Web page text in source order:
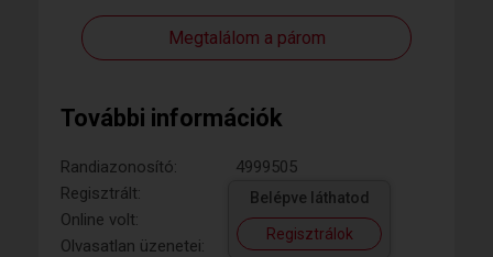
Megtalálom a párom
További információk
Randiazonosító:
4999505
Regisztrált:
Online volt:
Olvasatlan üzenetei:
Belépve láthatod
Regisztrálok